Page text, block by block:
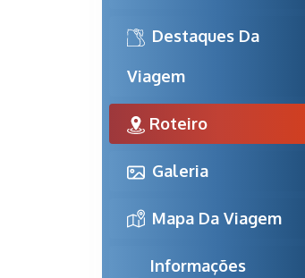
Destaques Da
Viagem
Roteiro
Galeria
Mapa Da Viagem
Informações